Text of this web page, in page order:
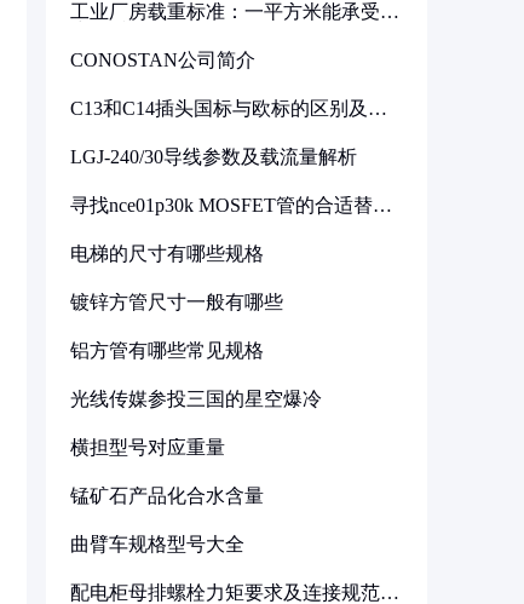
工业厂房载重标准：一平方米能承受多
CONOSTAN公司简介
C13和C14插头国标与欧标的区别及其
LGJ-240/30导线参数及载流量解析
寻找nce01p30k MOSFET管的合适替代
电梯的尺寸有哪些规格
镀锌方管尺寸一般有哪些
铝方管有哪些常见规格
光线传媒参投三国的星空爆冷
横担型号对应重量
锰矿石产品化合水含量
曲臂车规格型号大全
配电柜母排螺栓力矩要求及连接规范详